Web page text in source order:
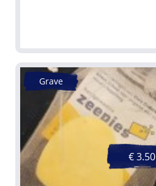
€ 3.50
Grave